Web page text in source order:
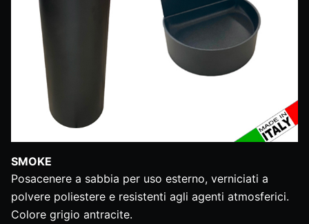
SMOKE
Posacenere a sabbia per uso esterno, verniciati a
polvere poliestere e resistenti agli agenti atmosferici.
Colore grigio antracite.